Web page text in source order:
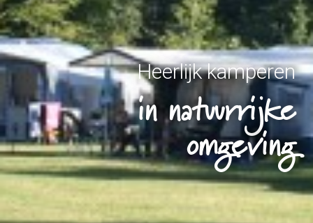
Heerlijk kamperen
in natuurrijke
omgeving